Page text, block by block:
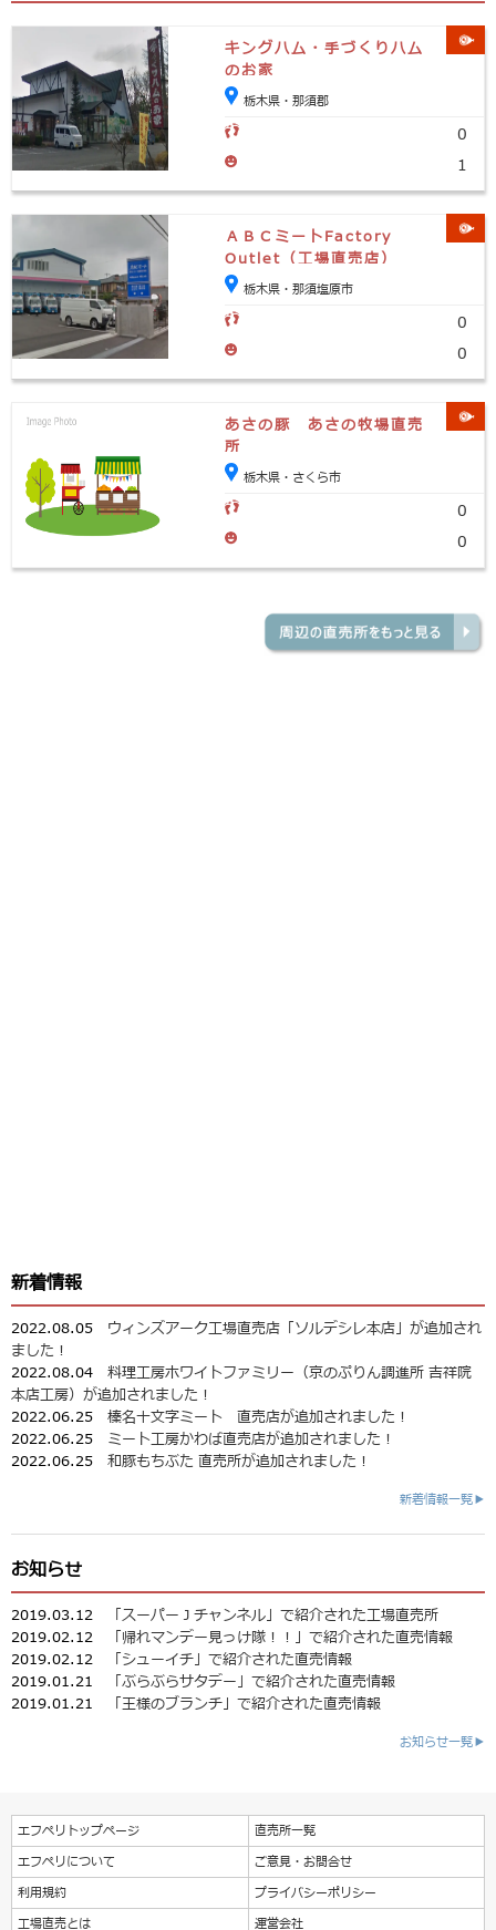
キングハム・手づくりハム
のお家
栃木県・那須郡
0
1
ＡＢＣミートFactory
Outlet（工場直売店）
栃木県・那須塩原市
0
0
あさの豚 あさの牧場直売
所
栃木県・さくら市
0
0
新着情報
2022.08.05 ウィンズアーク工場直売店「ソルデシレ本店」が追加され
ました！
2022.08.04 料理工房ホワイトファミリー（京のぷりん調進所 吉祥院
本店工房）が追加されました！
2022.06.25 榛名十文字ミート 直売店が追加されました！
2022.06.25 ミート工房かわば直売店が追加されました！
2022.06.25 和豚もちぶた 直売所が追加されました！
新着情報一覧▶
お知らせ
2019.03.12
「スーパーＪチャンネル」で紹介された工場直売所
2019.02.12
「帰れマンデー見っけ隊！！」で紹介された直売情報
2019.02.12
「シューイチ」で紹介された直売情報
2019.01.21
「ぶらぶらサタデー」で紹介された直売情報
2019.01.21
「王様のブランチ」で紹介された直売情報
お知らせ一覧▶
エフペリトップページ
直売所一覧
エフペリについて
ご意見・お問合せ
利用規約
プライバシーポリシー
工場直売とは
運営会社